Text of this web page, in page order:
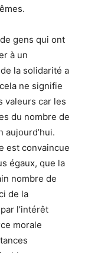
gens qui ont
à un
la solidarité a
ne signifie
valeurs car les
du nombre de
aujourd’hui.
est convaincue
égaux, que la
nombre de
de la
l’intérêt
morale